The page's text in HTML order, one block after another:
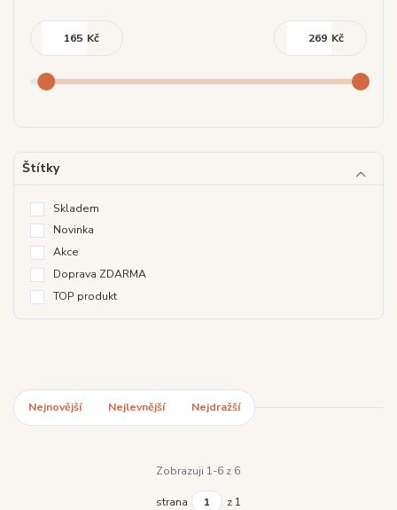
Kč Kč
Štítky
Skladem
Novinka
Akce
Doprava ZDARMA
TOP produkt
Nejnovější Nejlevnější Nejdražší
Zobrazuji 1-6 z 6
strana z 1